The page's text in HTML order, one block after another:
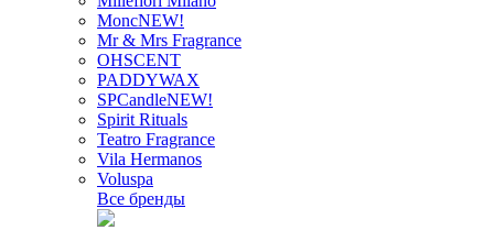
MoncNEW!
Mr & Mrs Fragrance
OHSCENT
PADDYWAX
SPCandleNEW!
Spirit Rituals
Teatro Fragrance
Vila Hermanos
Voluspa
Все бренды